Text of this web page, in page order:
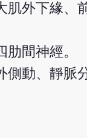
肌外下緣、
肋間神經。
側動、靜脈